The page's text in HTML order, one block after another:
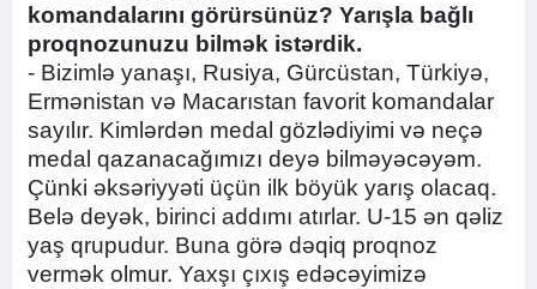
komandalarını görürsünüz? Yarışla bağlı
proqnozunuzu bilmək istərdik.
- Bizimlə yanaşı, Rusiya, Gürcüstan, Türkiyə,
Ermənistan və Macarıstan favorit komandalar
sayılır. Kimlərdən medal gözlədiyimi və neçə
medal qazanacağımızı deyə bilməyəcəyəm.
Çünki əksəriyyəti üçün ilk böyük yarış olacaq.
Belə deyək, birinci addımı atırlar. U-15 ən qəliz
yaş qrupudur. Buna görə dəqiq proqnoz
vermək olmur. Yaxşı çıxış edəcəyimizə